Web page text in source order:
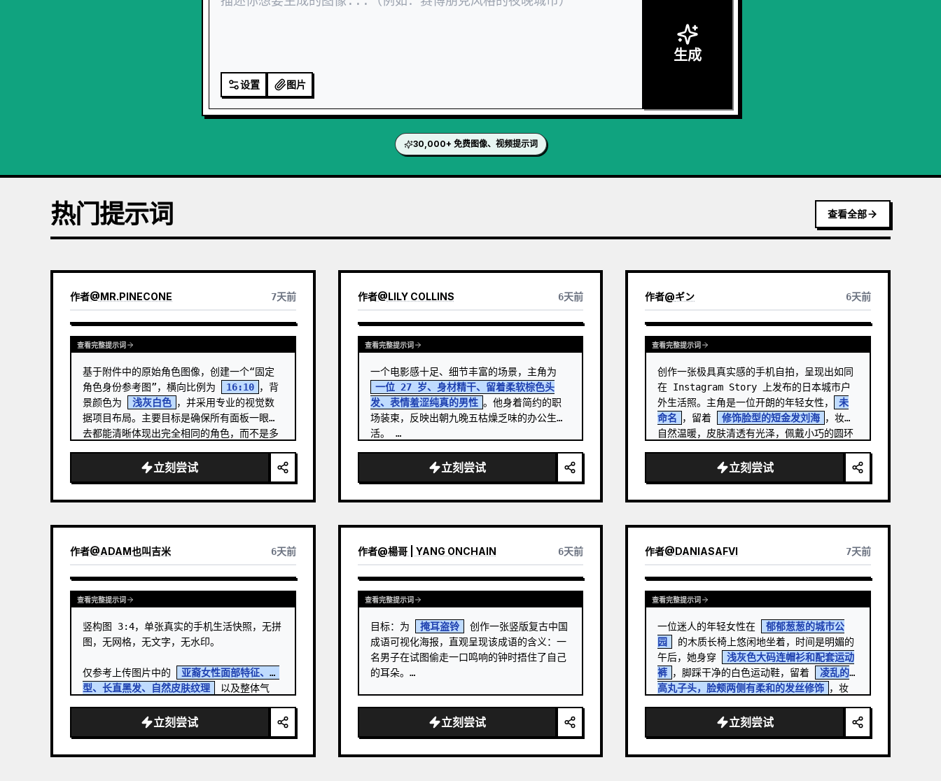
设置 图片
生成
30,000+ 免费图像、视频提示词
热门提示词 查看全部
作者@MR.PINECONE 7天前
查看完整提示词
基于附件中的原始角色图像，创建一个“固定
角色身份参考图”，横向比例为
16:10 ，背
景颜色为
浅灰白色 ，并采用专业的视觉数
据项目布局。主要目标是确保所有面板一眼望
去都能清晰体现出完全相同的角色，而不是多
立刻尝试
作者@LILY COLLINS 6天前
查看完整提示词
一位 27 岁、身材精干、留着柔软棕色头
发、表情羞涩纯真的男性 。他身着简约的职
场装束，反映出朝九晚五枯燥乏味的办公生
活。 …
立刻尝试
作者@ギン 6天前
查看完整提示词
创作一张极具真实感的手机自拍，呈现出如同
在 Instagram Story 上发布的日本城市户
外生活照。主角是一位开朗的年轻女性，
未
命名
，留着 修饰脸型的短金发刘海 ，妆容
自然温暖，皮肤清透有光泽，佩戴小巧的圆环
立刻尝试
作者@ADAM也叫吉米 6天前
查看完整提示词
竖构图 3:4，单张真实的手机生活快照，无拼
图，无网格，无文字，无水印。
仅参考上传图片中的
亚裔女性面部特征、脸
型、长直黑发、自然皮肤纹理
以及整体气
立刻尝试
作者@楊哥 | YANG ONCHAIN 6天前
查看完整提示词
目标：为 掩耳盗铃
创作一张竖版复古中国
成语可视化海报，直观呈现该成语的含义：一
名男子在试图偷走一口鸣响的钟时捂住了自己
的耳朵。
理的米色宣纸背景，呈现出古旧教育印刷品的
质感。 …
立刻尝试
作者@DANIASAFVI 7天前
查看完整提示词
一位迷人的年轻女性在
郁郁葱葱的城市公
园
的木质长椅上悠闲地坐着，时间是明媚的
午后，她身穿
浅灰色大码连帽衫和配套运动
裤 ，脚踩干净的白色运动鞋，留着
凌乱的
高丸子头，脸颊两侧有柔和的发丝修饰 ，妆
只手轻触头发，姿态放松自信，一条腿盘在长
椅上，电影级生活方式摄影，…
立刻尝试